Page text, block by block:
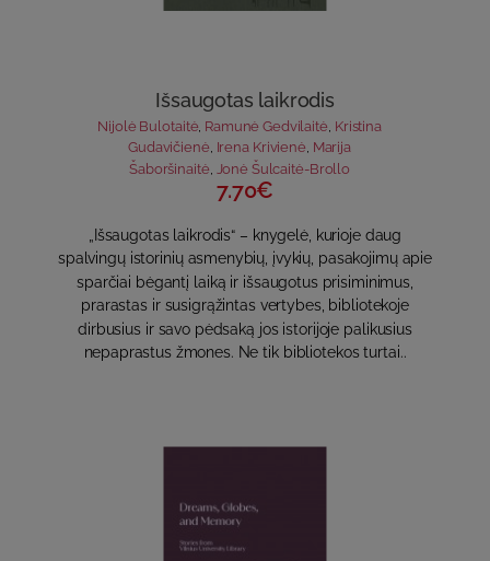
Išsaugotas laikrodis
Nijolė Bulotaitė Ramunė Gedvilaitė Kristina
Gudavičienė, Irena Krivienė, Marija
Šaboršinaitė Jonė Šulcaitė-Brollo
7.70€
„Išsaugotas laikrodis“ – knygelė, kurioje daug
spalvingų istorinių asmenybių, įvykių, pasakojimų apie
sparčiai bėgantį laiką ir išsaugotus prisiminimus,
prarastas ir susigrąžintas vertybes, bibliotekoje
dirbusius ir savo pėdsaką jos istorijoje palikusius
nepaprastus žmones. Ne tik bibliotekos turtai..